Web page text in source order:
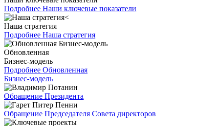
Подробнее Наши ключевые показатели
Наша стратегия
Подробнее Наша стратегия
Обновленная
Бизнес-модель
Подробнее Обновленная
Бизнес-модель
Обращение Президента
Обращение Председателя Совета директоров